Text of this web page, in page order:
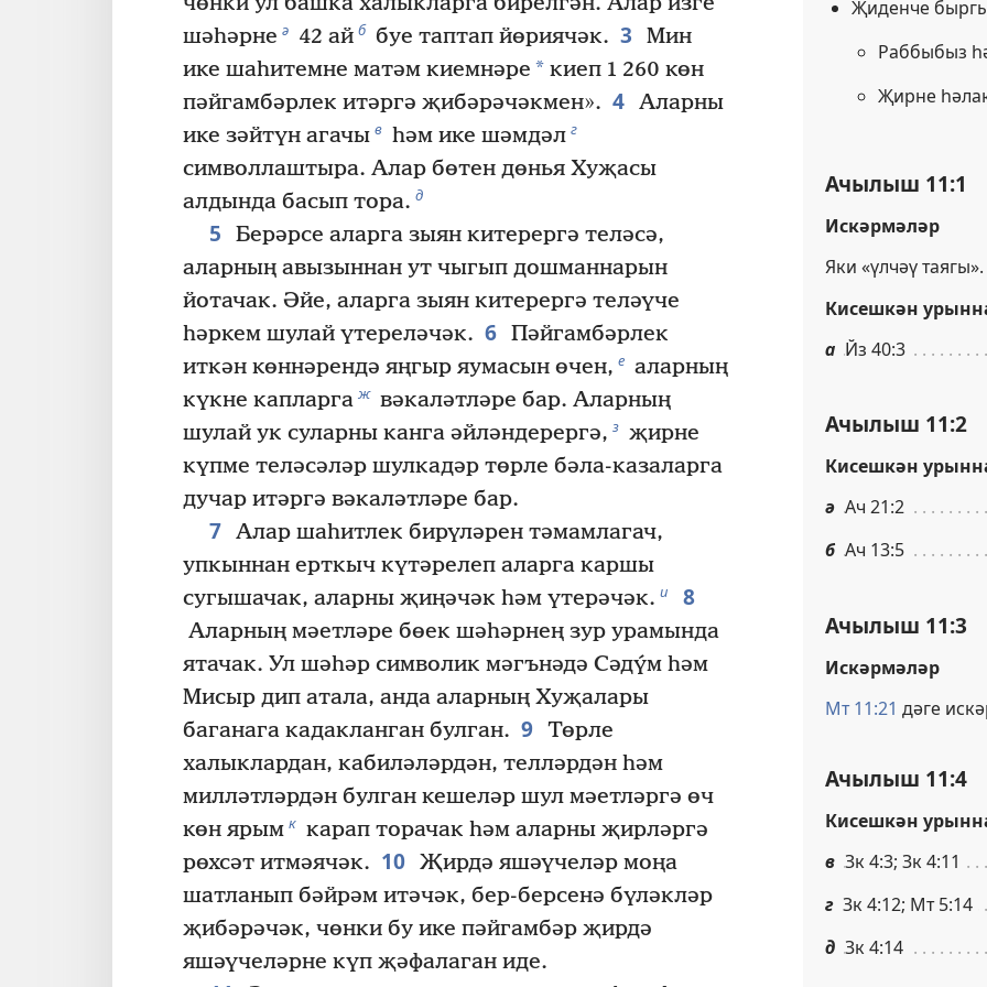
шәһәрне ә 42 ай б буе таптап йөриячәк. 3
Мин
ике шаһитемне матәм киемнәре * киеп 1 260 көн
пәйгамбәрлек итәргә җибәрәчәкмен». 4 Аларны
ике зәйтүн агачы в һәм ике шәмдәл г
символлаштыра. Алар бөтен дөнья Хуҗасы
алдында басып тора. д
5
Берәрсе аларга зыян китерергә теләсә,
аларның авызыннан ут чыгып дошманнарын
йотачак. Әйе, аларга зыян китерергә теләүче
һәркем шулай үтереләчәк. 6 Пәйгамбәрлек
иткән көннәрендә яңгыр яумасын өчен, е аларның
күкне капларга ж вәкаләтләре бар. Аларның
шулай ук суларны канга әйләндерергә, з җирне
күпме теләсәләр шулкадәр төрле бәла-казаларга
дучар итәргә вәкаләтләре бар.
7 Алар шаһитлек бирүләрен тәмамлагач,
упкыннан ерткыч күтәрелеп аларга каршы
сугышачак, аларны җиңәчәк һәм үтерәчәк. и 8
Аларның мәетләре бөек шәһәрнең зур урамында
ятачак. Ул шәһәр символик мәгънәдә Сәдү́м һәм
Мисыр дип атала, анда аларның Хуҗалары
баганага кадакланган булган. 9 Төрле
халыклардан, кабиләләрдән, телләрдән һәм
милләтләрдән булган кешеләр шул мәетләргә өч
көн ярым к карап торачак һәм аларны җирләргә
рөхсәт итмәячәк. 10 Җирдә яшәүчеләр моңа
шатланып бәйрәм итәчәк, бер-берсенә бүләкләр
җибәрәчәк, чөнки бу ике пәйгамбәр җирдә
яшәүчеләрне күп җәфалаган иде.
Җиденче
Раббыбыз
Җирне
Ачылыш 11:1
Искәрмәләр
Яки «үлчәү таягы».
Кисешкән
а Йз 40:3
Ачылыш 11:2
Кисешкән
ә Ач 21:2
б Ач 13:5
Ачылыш 11:3
Искәрмәләр
Мт 11:21 дәге
Ачылыш 11:4
Кисешкән
в Зк 4:3; Зк 4:11
г Зк 4:12; Мт 5:14
д Зк 4:14